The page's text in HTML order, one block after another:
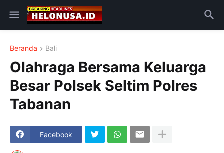
Beranda Bali
Olahraga Bersama Keluarga
Besar Polsek Seltim Polres
Tabanan
Facebook